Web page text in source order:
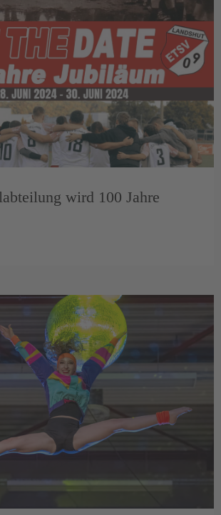
wird 100 Jahre